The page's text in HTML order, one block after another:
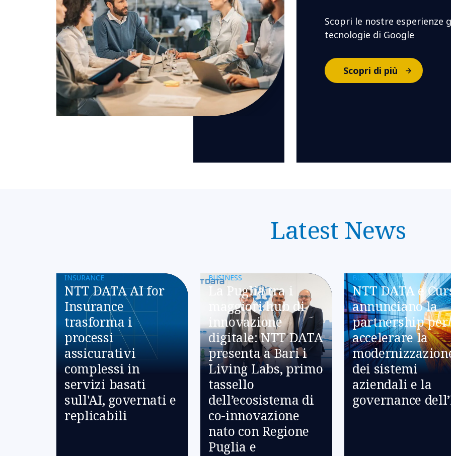
Scopri le nostre esperienze
tecnologie di Google
Scopri di più
Latest News
INSURANCE
NTT DATA AI for
Insurance
trasforma i
processi
assicurativi
complessi in
servizi basati
sull'AI, governati e
replicabili
BUSINESS
La Puglia tra i
maggiori hub di
innovazione
digitale: NTT DATA
presenta a Bari i
Living Labs, primo
tassello
dell’ecosistema di
co-innovazione
nato con Regione
Puglia e
BUSINESS
NTT DATA e
annunciano la
partnership per
accelerare la
dei sistemi
aziendali e la
governance